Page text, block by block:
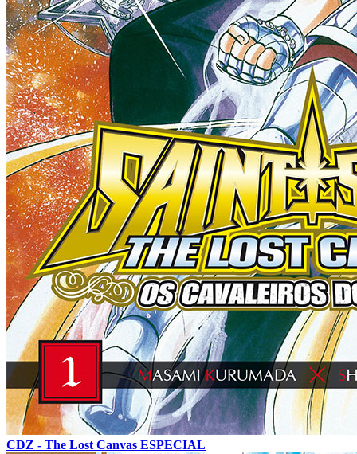
CDZ - The Lost Canvas ESPECIAL